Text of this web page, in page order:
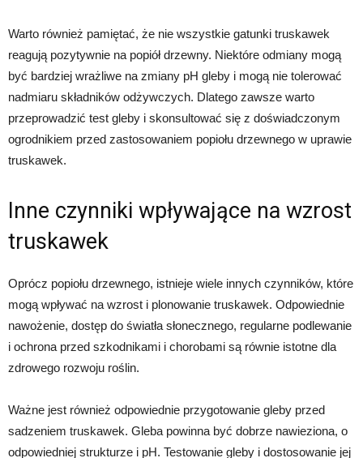
Warto również pamiętać, że nie wszystkie gatunki truskawek
reagują pozytywnie na popiół drzewny. Niektóre odmiany mogą
być bardziej wrażliwe na zmiany pH gleby i mogą nie tolerować
nadmiaru składników odżywczych. Dlatego zawsze warto
przeprowadzić test gleby i skonsultować się z doświadczonym
ogrodnikiem przed zastosowaniem popiołu drzewnego w uprawie
truskawek.
Inne czynniki wpływające na wzrost
truskawek
Oprócz popiołu drzewnego, istnieje wiele innych czynników, które
mogą wpływać na wzrost i plonowanie truskawek. Odpowiednie
nawożenie, dostęp do światła słonecznego, regularne podlewanie
i ochrona przed szkodnikami i chorobami są równie istotne dla
zdrowego rozwoju roślin.
Ważne jest również odpowiednie przygotowanie gleby przed
sadzeniem truskawek. Gleba powinna być dobrze nawieziona, o
odpowiedniej strukturze i pH. Testowanie gleby i dostosowanie jej